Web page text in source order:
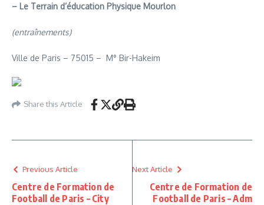
– Le Terrain d’éducation Physique Mourlon
(entraînements)
Ville de Paris – 75015 – M° Bir-Hakeim
Share this Article
Previous Article
Centre de Formation de
Football de Paris – City
Next Article
Centre de Formation de
Football de Paris – Adm